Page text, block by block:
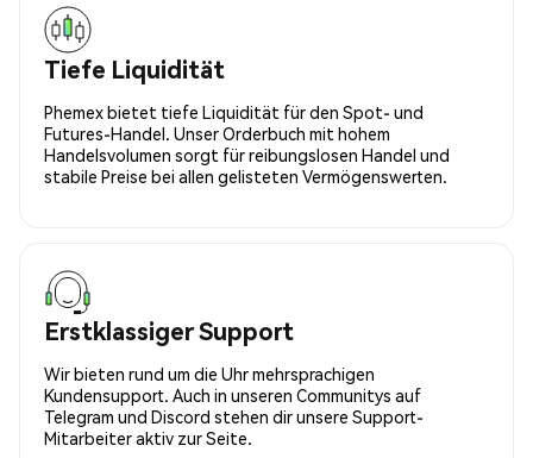
Tiefe Liquidität
Phemex bietet tiefe Liquidität für den Spot- und
Futures-Handel. Unser Orderbuch mit hohem
Handelsvolumen sorgt für reibungslosen Handel und
stabile Preise bei allen gelisteten Vermögenswerten.
Erstklassiger Support
Wir bieten rund um die Uhr mehrsprachigen
Kundensupport. Auch in unseren Communitys auf
Telegram und Discord stehen dir unsere Support-
Mitarbeiter aktiv zur Seite.